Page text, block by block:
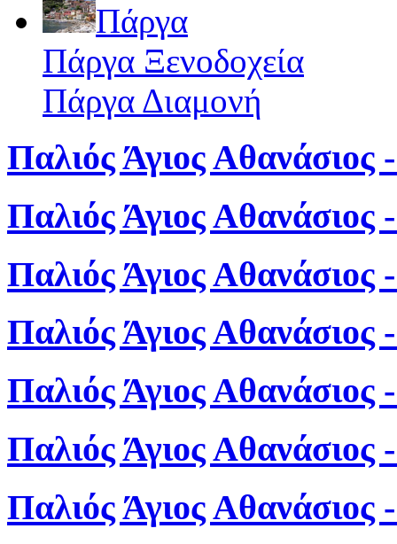
Πάργα
Πάργα Ξενοδοχεία
Πάργα Διαμονή
Παλιός Άγιος Αθανάσιος
Παλιός Άγιος Αθανάσιος
Παλιός Άγιος Αθανάσιος
Παλιός Άγιος Αθανάσιος
Παλιός Άγιος Αθανάσιος
Παλιός Άγιος Αθανάσιος
Παλιός Άγιος Αθανάσιος